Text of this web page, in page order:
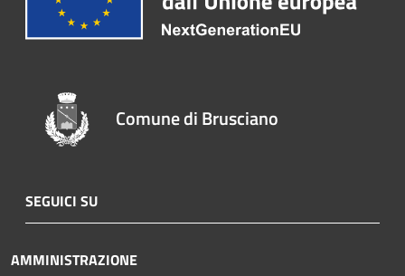
Comune di Brusciano
SEGUICI SU
AMMINISTRAZIONE